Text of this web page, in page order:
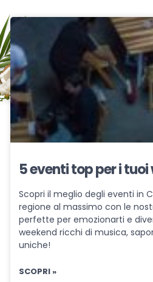
5 eventi top per i tuoi
Scopri il meglio degli eventi in
regione al massimo con le
perfette per emozionarti e
weekend ricchi di musica,
uniche!
SCOPRI »